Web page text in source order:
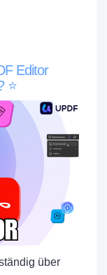
Editor
⭐
über